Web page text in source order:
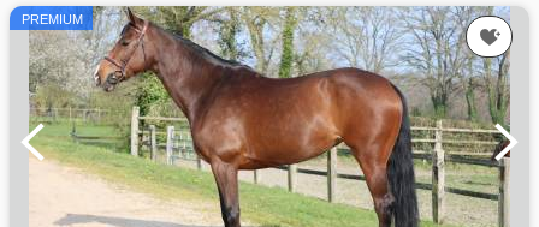
PREMIUM